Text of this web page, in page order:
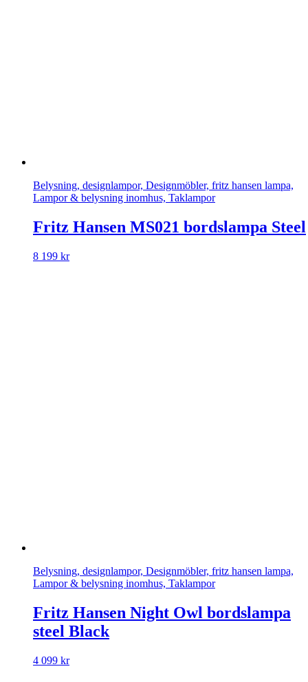
Belysning, designlampor, Designmöbler, fritz hansen lampa,
Lampor & belysning inomhus, Taklampor
Fritz Hansen MS021 bordslampa Steel
8 199 kr
Belysning, designlampor, Designmöbler, fritz hansen lampa,
Lampor & belysning inomhus, Taklampor
Fritz Hansen Night Owl bordslampa
steel Black
4 099 kr